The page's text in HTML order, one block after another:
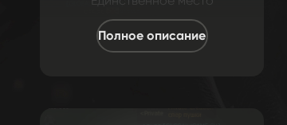
старичков, самого
популярного хроника!
Полное описание